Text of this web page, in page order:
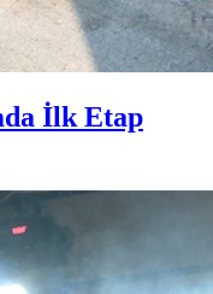
İlk Etap